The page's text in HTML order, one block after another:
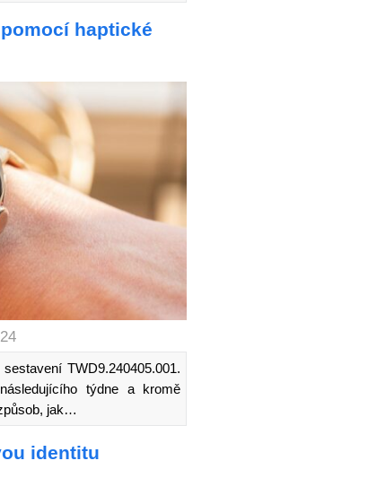
haptické
TWD9.240405.001.
týdne a kromě
jak…
identitu